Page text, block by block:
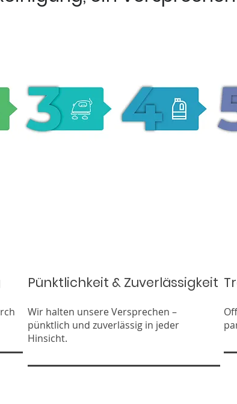
Pünktlichkeit & Zuverlässigkeit
Wir halten unsere Versprechen –
pünktlich und zuverlässig in jeder
Hinsicht.